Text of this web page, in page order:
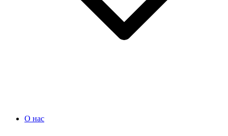
О нас